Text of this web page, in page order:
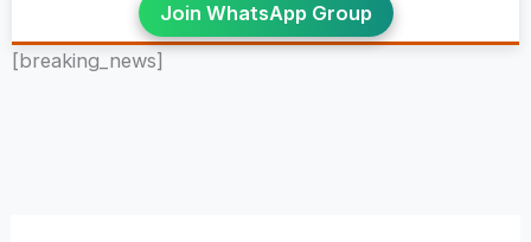
Join WhatsApp Group
[breaking_news]